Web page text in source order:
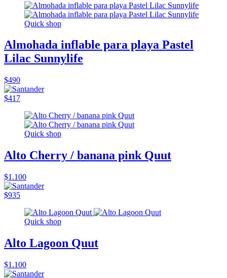
Quick shop
Almohada inflable para playa Pastel
Lilac Sunnylife
$490
$417
Quick shop
Alto Cherry / banana pink Quut
$1.100
$935
Quick shop
Alto Lagoon Quut
$1.100